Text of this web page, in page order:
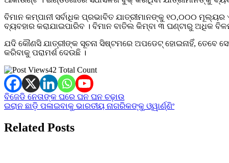
ବିମାନ କମ୍ପାନୀ ସର୍ବାଧିକ ପ୍ରଭାବିତ ଯାତ୍ରୀମାନଙ୍କୁ ୧୦,୦୦୦
ବ୍ୟବହାର କରାଯାଇପାରିବ । ବିମାନ ବାତିଲ କିମ୍ବା ୩ ଘଣ୍ଟାରୁ ଅଧିକ
ଯଦି କୌଣସି ଯାତ୍ରୀଙ୍କ ସୂଚନା ସିଷ୍ଟମରେ ଅପଡେଟ୍ ହୋଇନାହିଁ, ତେବେ
କରିବାକୁ ପରାମର୍ଶ ଦେଉଛି ।
42 Total Count
Post
navigation
ବିଜେଡି ନେତାଙ୍କ ଘରେ ଘନ ଘନ ଚଢ଼ାଉ
ଇରାନ ଛାଡ଼ି ପଳାଇବାକୁ ଭାରତୀୟ ନାଗରିକଙ୍କୁ ଓ୍ୱାର୍ଣ୍ଣିଂ
Related Posts